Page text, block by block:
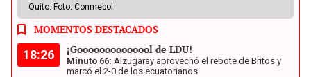
Quito. Foto: Conmebol
MOMENTOS DESTACADOS
18:26 ¡Goooooooooooool de LDU!
Minuto 66: Alzugaray aprovechó el rebote de Britos y
marcó el 2-0 de los ecuatorianos.